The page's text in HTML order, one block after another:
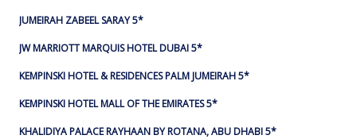
JUMEIRAH ZABEEL SARAY 5*
JW MARRIOTT MARQUIS HOTEL DUBAI 5*
KEMPINSKI HOTEL & RESIDENCES PALM JUMEIRAH 5*
KEMPINSKI HOTEL MALL OF THE EMIRATES 5*
KHALIDIYA PALACE RAYHAAN BY ROTANA, ABU DHABI 5*